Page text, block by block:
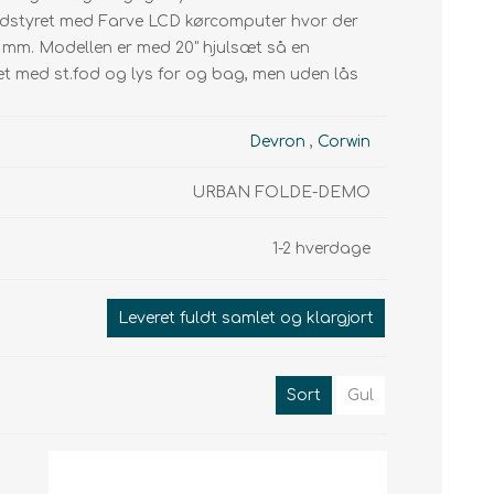
Smartphone holder
Display Elcykler
Motor
Display
Kæder
Kasetter
Tandhjul
med Farve LCD kørcomputer hvor der
Modellen er med 20" hjulsæt så en
med st.fod og lys for og bag, men uden lås
Devron , Corwin
URBAN FOLDE-DEMO
1-2 hverdage
Leveret fuldt samlet og klargjort
Sort Gul